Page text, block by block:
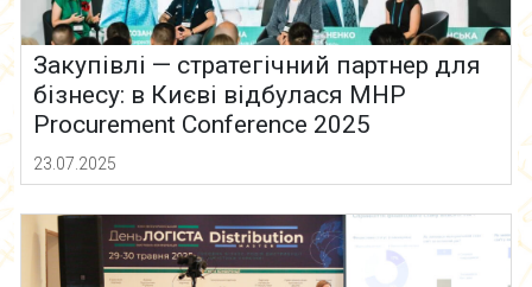
Закупівлі — стратегічний партнер для
бізнесу: в Києві відбулася MHP
Procurement Conference 2025
23.07.2025